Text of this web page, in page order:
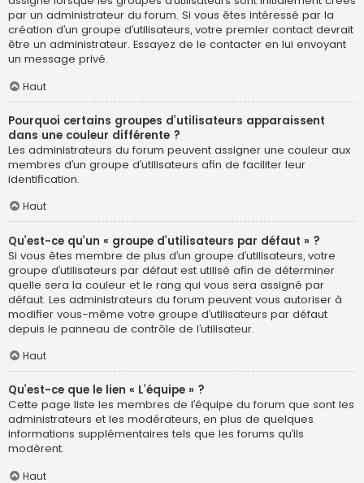
par un administrateur du forum. Si vous êtes intéressé par la
création d’un groupe d’utilisateurs, votre premier contact devrait
être un administrateur. Essayez de le contacter en lui envoyant
un message privé.
Haut
Pourquoi certains groupes d’utilisateurs apparaissent
dans une couleur différente ?
Les administrateurs du forum peuvent assigner une couleur aux
membres d’un groupe d’utilisateurs afin de faciliter leur
identification.
Haut
Qu’est-ce qu’un « groupe d’utilisateurs par défaut » ?
Si vous êtes membre de plus d’un groupe d’utilisateurs, votre
groupe d’utilisateurs par défaut est utilisé afin de déterminer
quelle sera la couleur et le rang qui vous sera assigné par
défaut. Les administrateurs du forum peuvent vous autoriser à
modifier vous-même votre groupe d’utilisateurs par défaut
depuis le panneau de contrôle de l’utilisateur.
Haut
Qu’est-ce que le lien « L’équipe » ?
Cette page liste les membres de l’équipe du forum que sont les
administrateurs et les modérateurs, en plus de quelques
informations supplémentaires tels que les forums qu’ils
modèrent.
Haut